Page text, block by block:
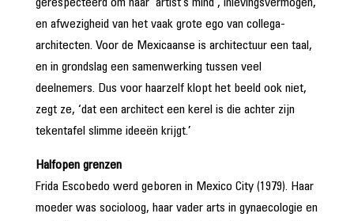
gerespecteerd om haar ‘artist’s mind’, inlevingsvermogen,
en afwezigheid van het vaak grote ego van collega-
architecten. Voor de Mexicaanse is architectuur een taal,
en in grondslag een samenwerking tussen veel
deelnemers. Dus voor haarzelf klopt het beeld ook niet,
zegt ze, ‘dat een architect een kerel is die achter zijn
tekentafel slimme ideeën krijgt.’
Halfopen grenzen
Frida Escobedo werd geboren in Mexico City (1979). Haar
moeder was socioloog, haar vader arts in gynaecologie en